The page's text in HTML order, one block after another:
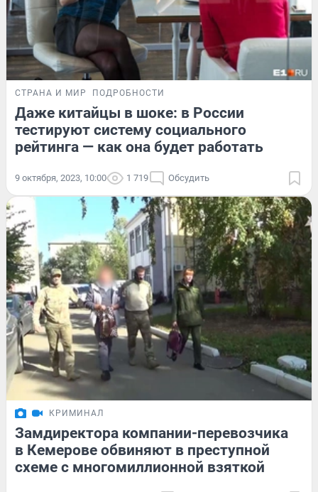
СТРАНА И МИР ПОДРОБНОСТИ
Даже китайцы в шоке: в России
тестируют систему социального
рейтинга — как она будет работать
9 октября, 2023, 10:00 1 719 Обсудить
КРИМИНАЛ
Замдиректора компании-перевозчика
в Кемерове обвиняют в преступной
схеме с многомиллионной взяткой